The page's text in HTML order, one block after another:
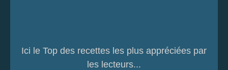
Ici le Top des recettes les plus appréciées par
les lecteurs...